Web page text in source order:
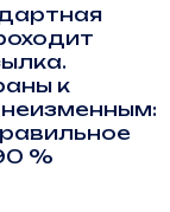
к
неизменным:
%